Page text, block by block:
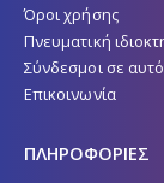
Όροι χρήσης
Πνευματική
Σύνδεσμοι σε
Επικοινωνία
ΠΛΗΡΟΦΟΡΙΕΣ